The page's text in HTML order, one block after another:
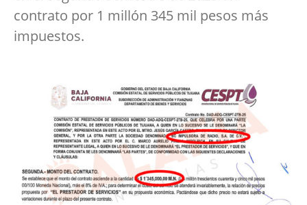
contrato por 1 millón 345 mil pesos más
impuestos.